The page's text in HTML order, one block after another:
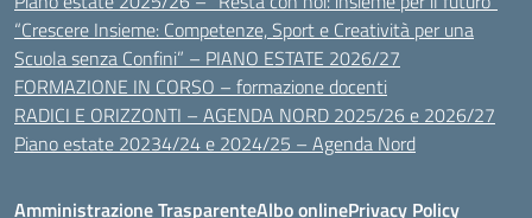
“Crescere Insieme: Competenze, Sport e Creatività per una
Scuola senza Confini” – PIANO ESTATE 2026/27
FORMAZIONE IN CORSO – formazione docenti
RADICI E ORIZZONTI – AGENDA NORD 2025/26 e 2026/27
Piano estate 20234/24 e 2024/25 – Agenda Nord
Amministrazione TrasparenteAlbo onlinePrivacy Policy